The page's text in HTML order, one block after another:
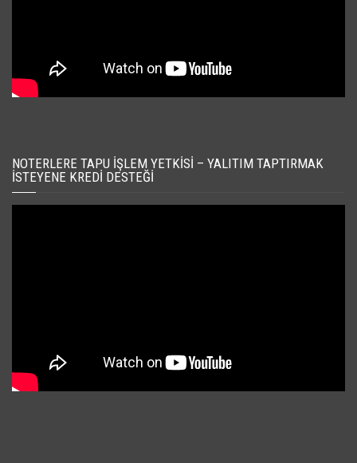
NOTERLERE TAPU İŞLEM YETKISI – YALITIM TAPTIRMAK
İSTEYENE KREDI DESTEĞI